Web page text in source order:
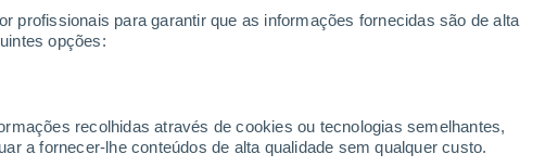
profissionais para garantir que as informações fornecidas são de alta
opções:
recolhidas através de cookies ou tecnologias semelhantes,
a fornecer-lhe conteúdos de alta qualidade sem qualquer custo.